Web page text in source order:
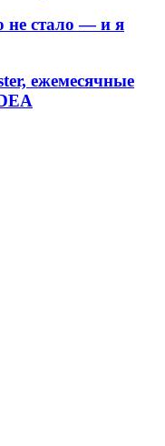
не стало — и я
ежемесячные